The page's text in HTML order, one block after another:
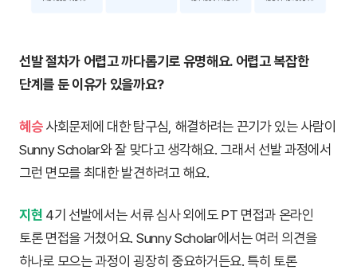
선발 절차가 어렵고 까다롭기로 유명해요. 어렵고 복잡한
단계를 둔 이유가 있을까요?
혜승사회문제에 대한 탐구심, 해결하려는 끈기가 있는 사람이
Sunny Scholar와 잘 맞다고 생각해요. 그래서 선발 과정에서
그런 면모를 최대한 발견하려고 해요.
지현 4기 선발에서는 서류 심사 외에도 PT 면접과 온라인
토론 면접을 거쳤어요. Sunny Scholar에서는 여러 의견을
하나로 모으는 과정이 굉장히 중요하거든요. 특히 토론